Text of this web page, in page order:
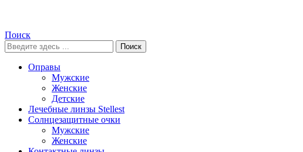
Поиск
Поиск
Оправы
Мужские
Женские
Детские
Лечебные линзы Stellest
Солнцезащитные очки
Мужские
Женские